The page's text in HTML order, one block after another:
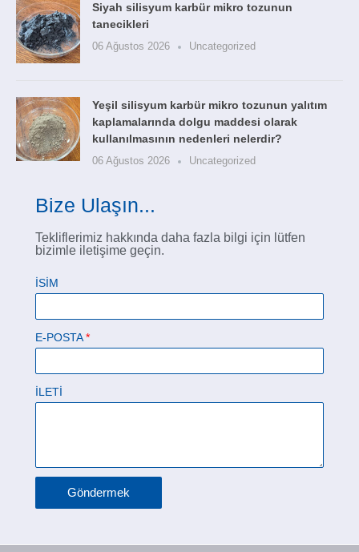
Siyah silisyum karbür mikro tozunun
tanecikleri
06 Ağustos 2026 Uncategorized
Yeşil silisyum karbür mikro tozunun yalıtım
kaplamalarında dolgu maddesi olarak
kullanılmasının nedenleri nelerdir?
06 Ağustos 2026 Uncategorized
Bize Ulaşın...
Tekliflerimiz hakkında daha fazla bilgi için lütfen
bizimle iletişime geçin.
İSIM
E-POSTA
İLETI
Göndermek